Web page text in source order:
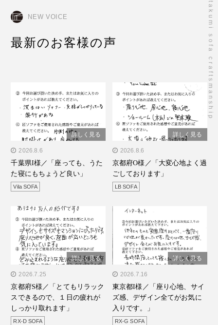
takumi sofa craftsmanship
NEW VOICE
最新のお客様の声
" alt="千葉県I様／「座って
も、うたた寝にもちょうど
良い」"/>
詳しく見る
2026.8.6
千葉県I様／「座っても、うた
た寝にもちょうど良い」
Vila SOFA
" alt="京都府O様／「大変
心地よく過ごしておりま
す」"/>
詳しく見る
2026.8.6
京都府O様／「大変心地よく過
ごしております」
LB SOFA
" alt="京都府S様／「とて
もリラックスできるので、
１日の疲れがしっかり取れ
ます」"/>
詳しく見る
2026.7.25
京都府S様／「とてもリラック
スできるので、１日の疲れが
しっかり取れます」
RX-D SOFA
" alt="東京都I様／「座り心
地、サイズ感、デザイン全
てがお気に入りで
す。」"/>
詳しく見る
2026.7.16
東京都I様／「座り心地、サイ
ズ感、デザイン全てがお気に
入りです。」
RX-G SOFA